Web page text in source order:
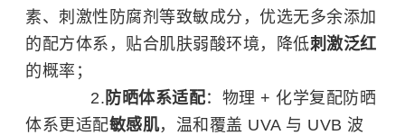
素、刺激性防腐剂等致敏成分，优选无多余添加
的配方体系，贴合肌肤弱酸环境，降低刺激泛红
的概率；
防晒体系适配：物理 + 化学复配防晒
体系更适配敏感肌，温和覆盖 UVA 与 UVB 波